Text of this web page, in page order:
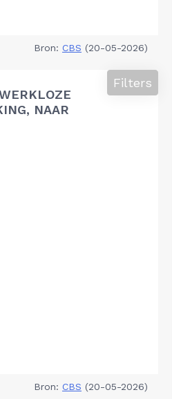
Bron: CBS (20-05-2026)
NAAR
Filters
Bron: CBS (20-05-2026)